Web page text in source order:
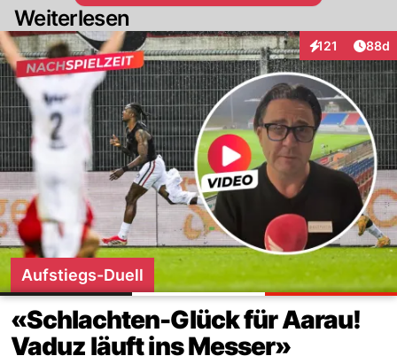
Weiterlesen
121
Interaktionen
88d
Aufstiegs-Duell
«Schlachten-Glück für Aarau!
Vaduz läuft ins Messer»